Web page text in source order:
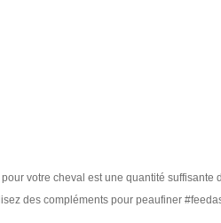
votre cheval est une quantité
des compléments pour peaufiner